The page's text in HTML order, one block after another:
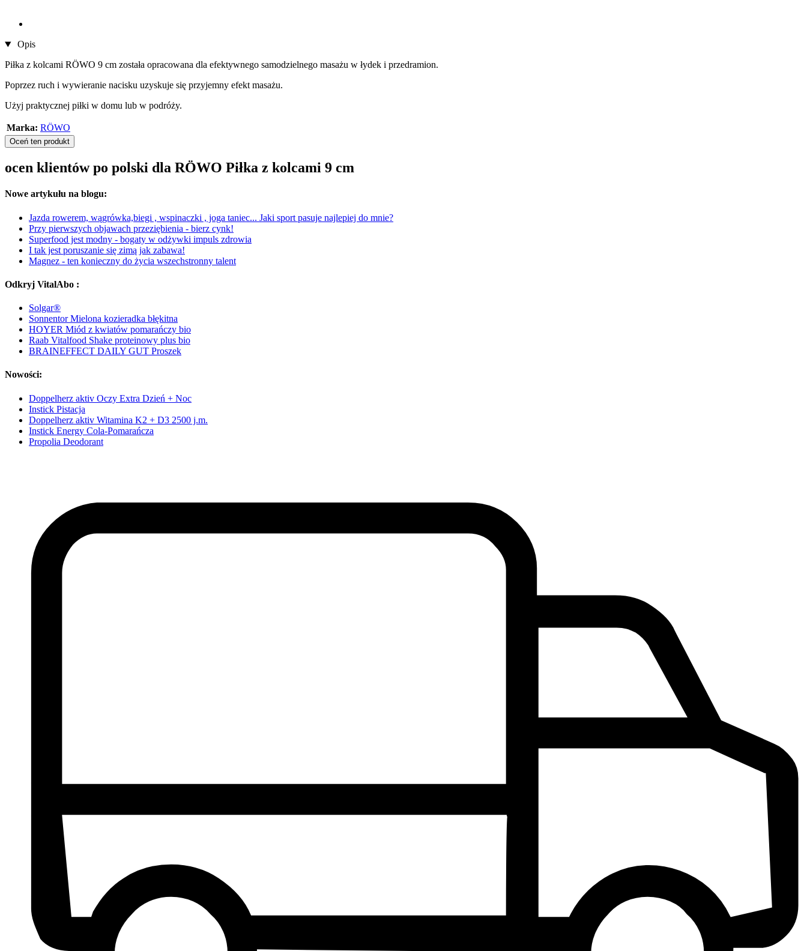
Opis
Piłka z kolcami RÖWO 9 cm została opracowana dla efektywnego samodzielnego masażu w łydek i przedramion.
Poprzez ruch i wywieranie nacisku uzyskuje się przyjemny efekt masażu.
Użyj praktycznej piłki w domu lub w podróży.
Marka: RÖWO
Oceń ten produkt
ocen klientów po polski dla RÖWO Piłka z kolcami 9 cm
Nowe artykułu na blogu:
Jazda rowerem, wągrówka,biegi , wspinaczki , joga taniec... Jaki sport pasuje najlepiej do mnie?
Przy pierwszych objawach przeziębienia - bierz cynk!
Superfood jest modny - bogaty w odżywki impuls zdrowia
I tak jest poruszanie się zimą jak zabawa!
Magnez - ten konieczny do życia wszechstronny talent
Odkryj VitalAbo :
Solgar®
Sonnentor Mielona kozieradka błękitna
HOYER Miód z kwiatów pomarańczy bio
Raab Vitalfood Shake proteinowy plus bio
BRAINEFFECT DAILY GUT Proszek
Nowości:
Doppelherz aktiv Oczy Extra Dzień + Noc
Instick Pistacja
Doppelherz aktiv Witamina K2 + D3 2500 j.m.
Instick Energy Cola-Pomarańcza
Propolia Deodorant